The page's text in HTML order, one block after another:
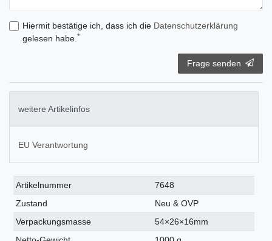
Hiermit bestätige ich, dass ich die Daten­schutz­erklärung
gelesen habe. *
Frage senden
weitere Artikelinfos
EU Verantwortung
Technisches
Merkmal
Wert
Artikelnummer
7648
Zustand
Neu & OVP
Verpackungsmasse
54×26×16mm